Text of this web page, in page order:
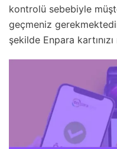
kontrolü sebebiyle
geçmeniz
şekilde Enpara